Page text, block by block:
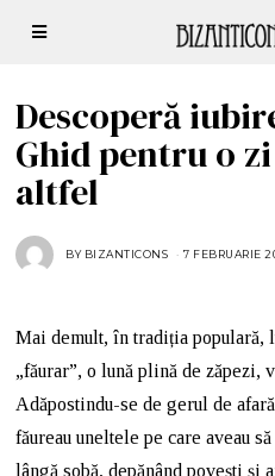
Descoperă
Ghid pentru o
altfel
BY BIZANTICONS 7 FEBRUARIE
Mai demult, în tradiția populară,
„făurar”, o lună plină de zăpezi,
Adăpostindu-se de gerul de
făureau uneltele pe care aveau
lângă sobă, depănând povești și